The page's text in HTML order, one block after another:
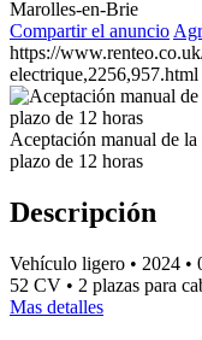
Marolles-en-Brie
Compartir el anuncio
https://
electrique,2256,957.html
Aceptación manual de
plazo de 12 horas
Descripción
Vehículo ligero • 2024 •
52 CV • 2 plazas para
Mas detalles